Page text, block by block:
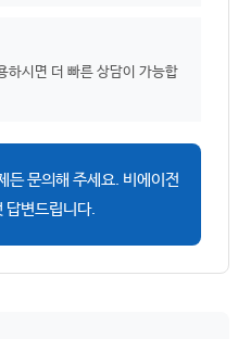
하시면 더 빠른 상담이 가능합
든 문의해 주세요. 비에이전
답변드립니다.